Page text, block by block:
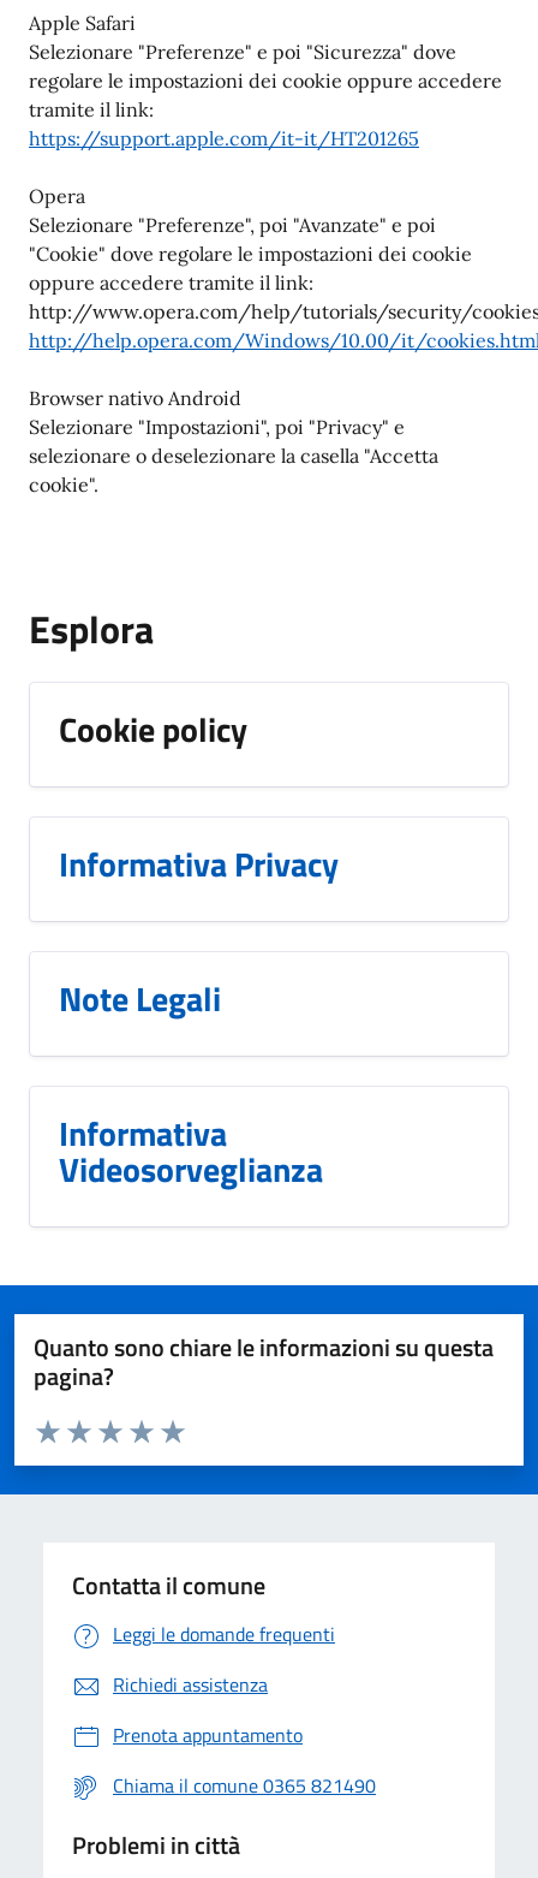
Apple Safari
Selezionare "Preferenze" e poi "Sicurezza" dove
regolare le impostazioni dei cookie oppure accedere
tramite il link:
https://support.apple.com/it-it/HT201265
Opera
Selezionare "Preferenze", poi "Avanzate" e poi
"Cookie" dove regolare le impostazioni dei cookie
oppure accedere tramite il link:
http://www.opera.com/help/tutorials/security/
http://help.opera.com/Windows/10.00/it/
Browser nativo Android
Selezionare "Impostazioni", poi "Privacy" e
selezionare o deselezionare la casella "Accetta
cookie".
Esplora
Cookie policy
Informativa Privacy
Note Legali
Informativa
Videosorveglianza
Quanto sono chiare le informazioni su questa
pagina?
Valuta da 1 a 5 stelle la pagina
Valuta 5 stelle su 5
Valuta 4 stelle su 5
Valuta 3 stelle su 5
Valuta 2 stelle su 5
Valuta 1 stelle su 5
Contatta il comune
Leggi le domande frequenti
Richiedi assistenza
Prenota appuntamento
Chiama il comune 0365 821490
Problemi in città